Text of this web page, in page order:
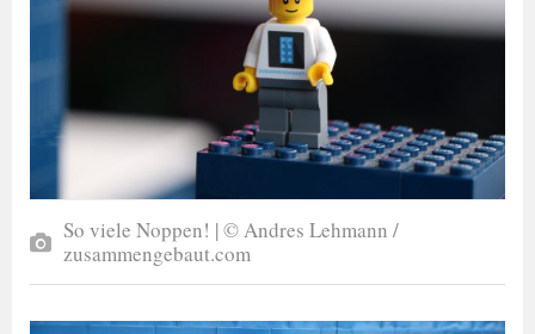
So viele Noppen! | © Andres Lehmann /
zusammengebaut.com